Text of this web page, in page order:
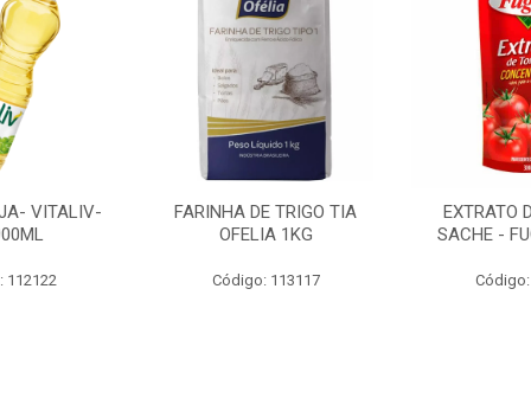
VITALIV-
112122
FARINHA DE TRIGO TIA
OFELIA 1KG
Código: 113117
EXTRATO
SACHE -